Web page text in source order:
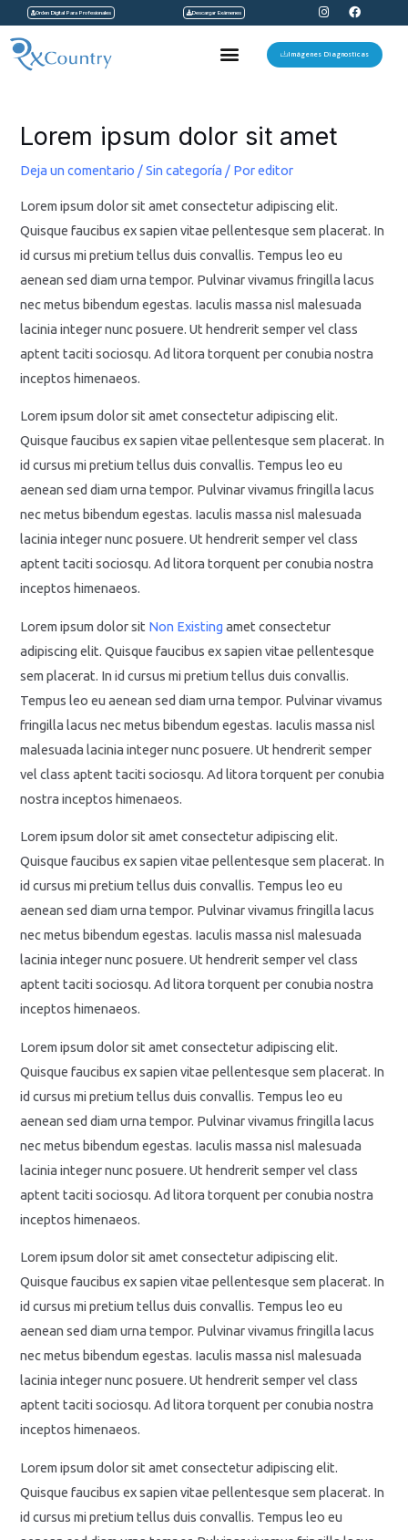
contenido
Orden Digital Para Profesionales Descargar Exámenes
I
n
s
t
a
F
a
c
e
b
Menu Imágenes Diagnosticas
Lorem ipsum dolor sit amet
Deja un comentario /Sin categoría / Poreditor
Lorem ipsum dolor sit amet consectetur adipiscing elit.
Quisque faucibus ex sapien vitae pellentesque sem placerat. In
id cursus mi pretium tellus duis convallis. Tempus leo eu
aenean sed diam urna tempor. Pulvinar vivamus fringilla lacus
nec metus bibendum egestas. Iaculis massa nisl malesuada
lacinia integer nunc posuere. Ut hendrerit semper vel class
aptent taciti sociosqu. Ad litora torquent per conubia nostra
inceptos himenaeos.
Lorem ipsum dolor sit amet consectetur adipiscing elit.
Quisque faucibus ex sapien vitae pellentesque sem placerat. In
id cursus mi pretium tellus duis convallis. Tempus leo eu
aenean sed diam urna tempor. Pulvinar vivamus fringilla lacus
nec metus bibendum egestas. Iaculis massa nisl malesuada
lacinia integer nunc posuere. Ut hendrerit semper vel class
aptent taciti sociosqu. Ad litora torquent per conubia nostra
inceptos himenaeos.
Lorem ipsum dolor sit Non Existing amet consectetur
adipiscing elit. Quisque faucibus ex sapien vitae pellentesque
sem placerat. In id cursus mi pretium tellus duis convallis.
Tempus leo eu aenean sed diam urna tempor. Pulvinar vivamus
fringilla lacus nec metus bibendum egestas. Iaculis massa nisl
malesuada lacinia integer nunc posuere. Ut hendrerit semper
vel class aptent taciti sociosqu. Ad litora torquent per conubia
nostra inceptos himenaeos.
Lorem ipsum dolor sit amet consectetur adipiscing elit.
Quisque faucibus ex sapien vitae pellentesque sem placerat. In
id cursus mi pretium tellus duis convallis. Tempus leo eu
aenean sed diam urna tempor. Pulvinar vivamus fringilla lacus
nec metus bibendum egestas. Iaculis massa nisl malesuada
lacinia integer nunc posuere. Ut hendrerit semper vel class
aptent taciti sociosqu. Ad litora torquent per conubia nostra
inceptos himenaeos.
Lorem ipsum dolor sit amet consectetur adipiscing elit.
Quisque faucibus ex sapien vitae pellentesque sem placerat. In
id cursus mi pretium tellus duis convallis. Tempus leo eu
aenean sed diam urna tempor. Pulvinar vivamus fringilla lacus
nec metus bibendum egestas. Iaculis massa nisl malesuada
lacinia integer nunc posuere. Ut hendrerit semper vel class
aptent taciti sociosqu. Ad litora torquent per conubia nostra
inceptos himenaeos.
Lorem ipsum dolor sit amet consectetur adipiscing elit.
Quisque faucibus ex sapien vitae pellentesque sem placerat. In
id cursus mi pretium tellus duis convallis. Tempus leo eu
aenean sed diam urna tempor. Pulvinar vivamus fringilla lacus
nec metus bibendum egestas. Iaculis massa nisl malesuada
lacinia integer nunc posuere. Ut hendrerit semper vel class
aptent taciti sociosqu. Ad litora torquent per conubia nostra
inceptos himenaeos.
Lorem ipsum dolor sit amet consectetur adipiscing elit.
Quisque faucibus ex sapien vitae pellentesque sem placerat. In
id cursus mi pretium tellus duis convallis. Tempus leo eu
entradas